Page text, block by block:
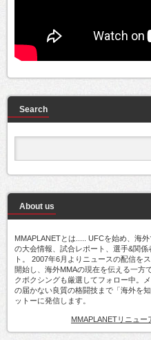
Search
About us
MMAPLANETとは..... UFCを始め、海
の大会情報、試合レポート、選手&関
ト。 2007年6月よりニュースの配信を
開始し、海外MMAの現在を伝える一方
クボクシングも厳選してフォロー中。
の届かない良質の格闘技まで「海外を
ットーに発信します。
MMAPLANETリニュー